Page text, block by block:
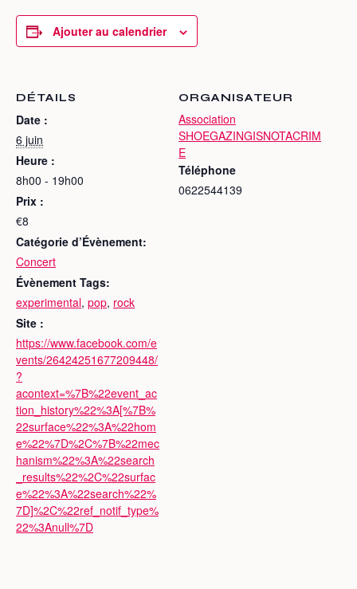
Ajouter au calendrier
DÉTAILS
Date :
6 juin
Heure :
8h00 - 19h00
Prix :
€8
Catégorie d’Évènement:
Concert
Évènement Tags:
experimental, pop, rock
Site :
https://www.facebook.com/e
vents/26424251677209448/
?
acontext=%7B%22event_ac
tion_history%22%3A[%7B%
22surface%22%3A%22hom
e%22%7D%2C%7B%22mec
hanism%22%3A%22search
_results%22%2C%22surfac
e%22%3A%22search%22%
7D]%2C%22ref_notif_type%
22%3Anull%7D
ORGANISATEUR
Association
SHOEGAZINGISNOTACRIM
E
Téléphone
0622544139